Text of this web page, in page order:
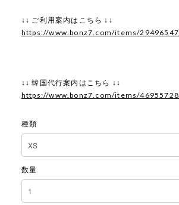
↓↓ ご利用案内はこちら ↓↓
https://www.bonz7.com/items/29496547
↓↓ 韓国代行案内はこちら ↓↓
https://www.bonz7.com/items/46955728
種類
数量